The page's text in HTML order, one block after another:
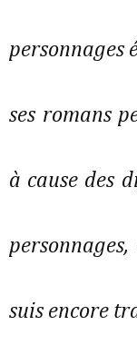
personnages
ses romans
à cause des
suis encore